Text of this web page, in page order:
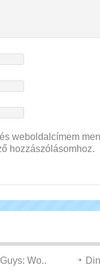
weboldalcímem
hozzászólásomhoz.
Wo..